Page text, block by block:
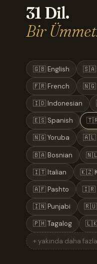
31 Dil.
Bir
🇬🇧 English
🇫🇷 French 🇳🇬
🇮🇩 Indonesian
🇪🇸 Spanish 🇹🇷
🇳🇬 Yoruba 🇦🇱
🇧🇦 Bosnian 🇳🇱
🇮🇹 Italian 🇰🇿
🇦🇫 Pashto 🇮🇷
🇮🇳 Punjabi 🇷🇺
🇵🇭 Tagalog 🇱🇰
+ yakında daha